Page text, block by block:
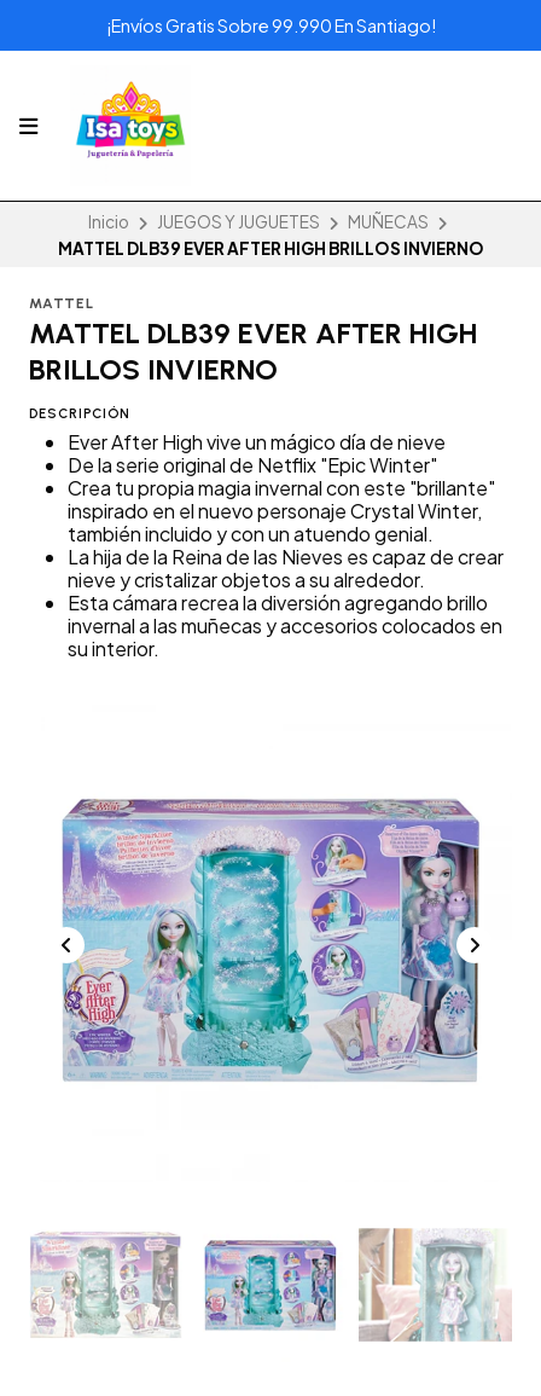
¡Envíos Gratis Sobre 99.990 En Santiago!
Inicio JUEGOS Y JUGUETES
MUÑECAS
MATTEL DLB39 EVER AFTER HIGH BRILLOS INVIERNO
MATTEL
MATTEL DLB39 EVER AFTER HIGH
BRILLOS INVIERNO
DESCRIPCIÓN
Ever After High vive un mágico día de nieve
De la serie original de Netflix "Epic Winter"
Crea tu propia magia invernal con este "brillante"
inspirado en el nuevo personaje Crystal Winter,
también incluido y con un atuendo genial.
La hija de la Reina de las Nieves es capaz de crear
nieve y cristalizar objetos a su alrededor.
Esta cámara recrea la diversión agregando brillo
invernal a las muñecas y accesorios colocados en
su interior.